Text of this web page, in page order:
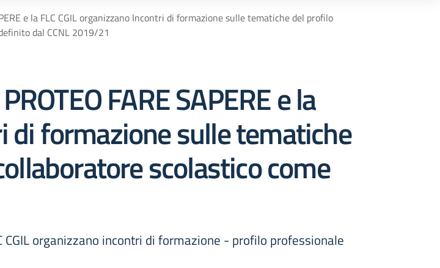
e la FLC CGIL organizzano Incontri di formazione sulle tematiche del profilo
dal CCNL 2019/21
FARE SAPERE e la
di formazione sulle tematiche
scolastico come
CGIL organizzano incontri di formazione - profilo professionale